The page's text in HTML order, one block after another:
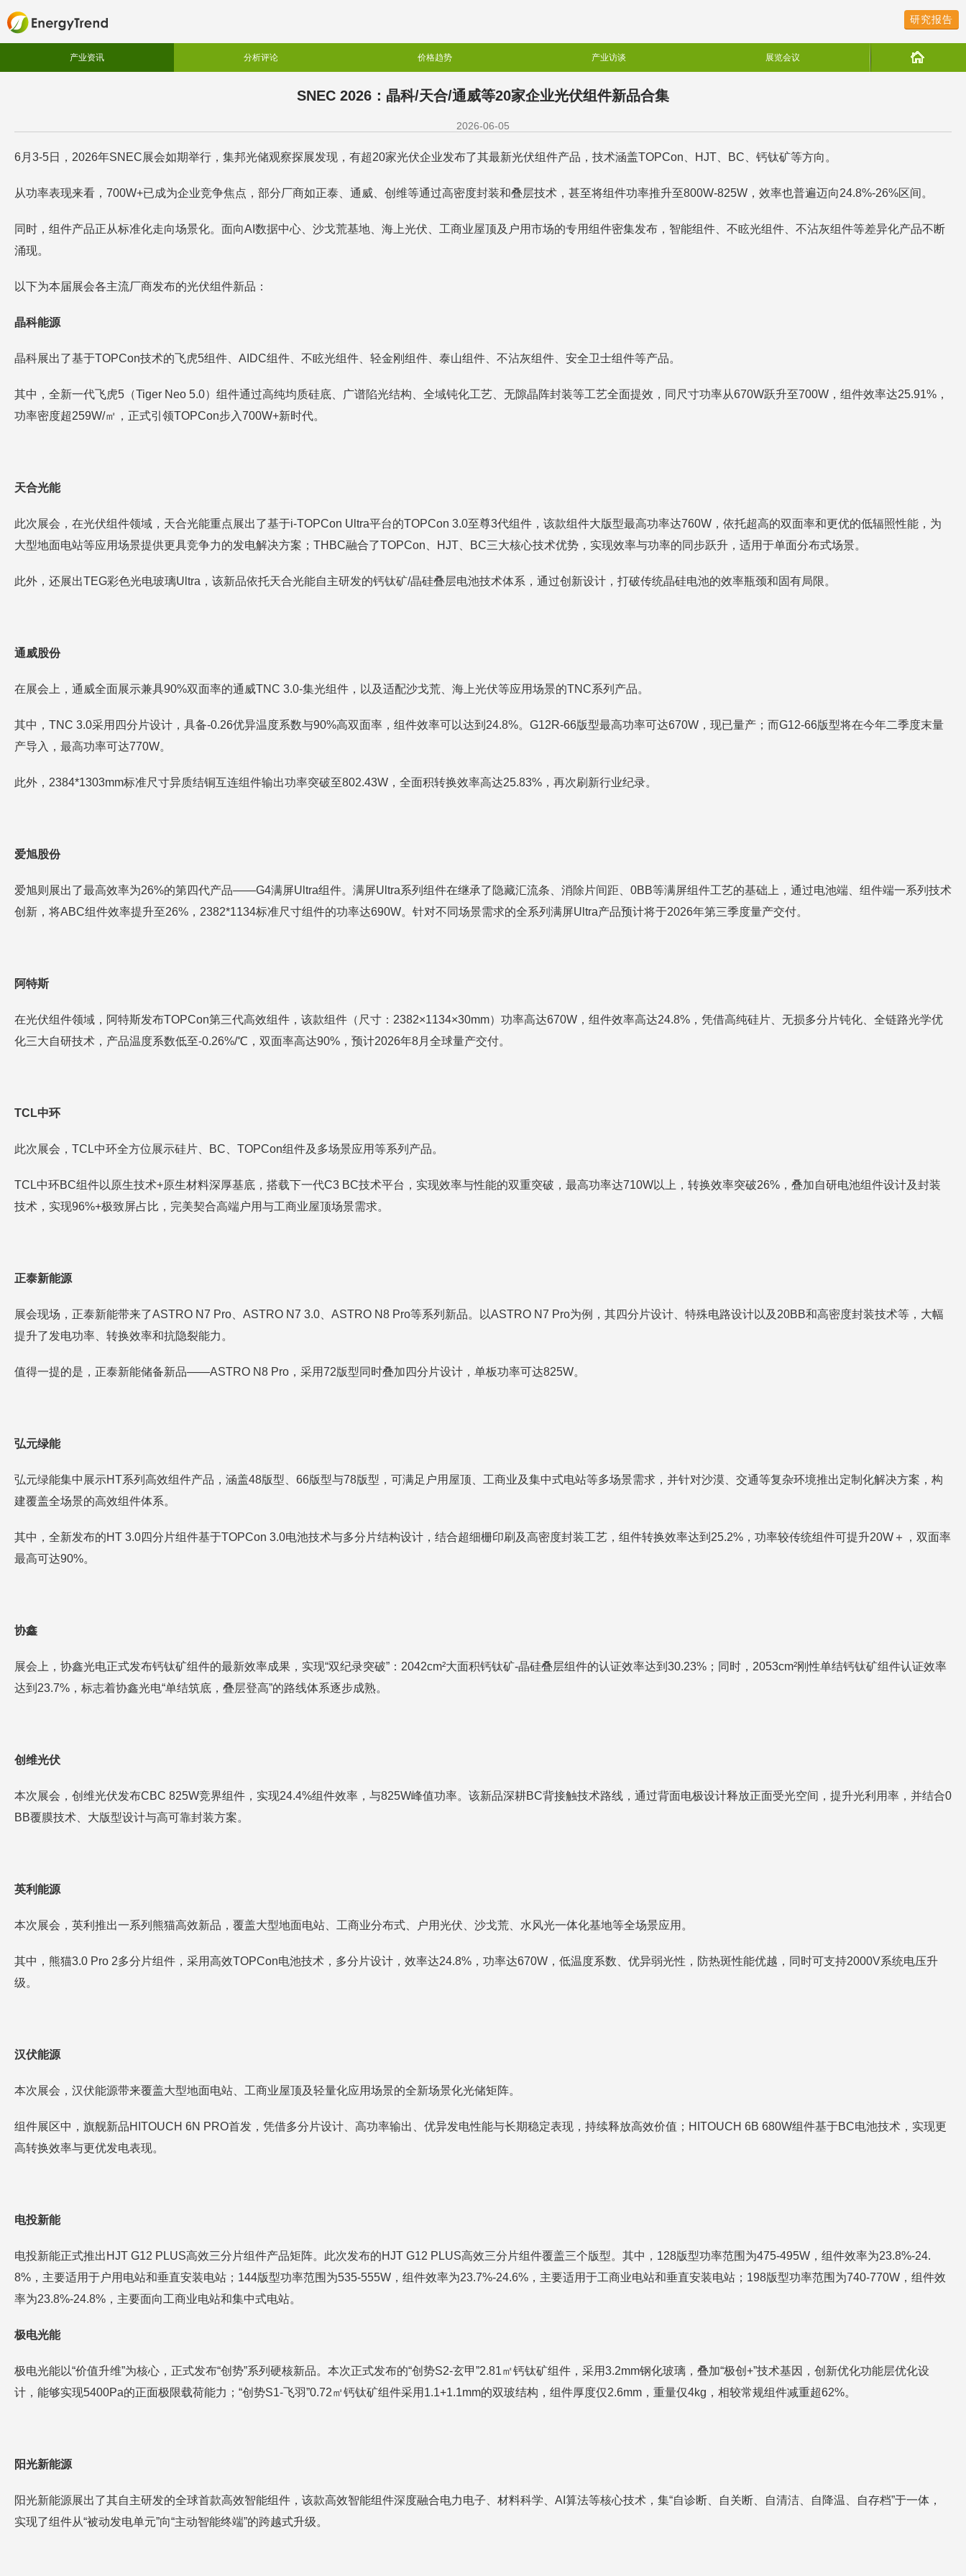
研究报告
产业资讯 分析评论 价格趋势 产业访谈 展览会议
SNEC 2026：晶科/天合/通威等20家企业光伏组件新品合集
2026-06-05
6月3-5日，2026年SNEC展会如期举行，集邦光储观察探展发现，有超20家光伏企业发布了其最新光伏组件产品，技术涵盖TOPCon、HJT、BC、钙钛矿等方向。
从功率表现来看，700W+已成为企业竞争焦点，部分厂商如正泰、通威、创维等通过高密度封装和叠层技术，甚至将组件功率推升至800W-825W，效率也普遍迈向24.8%-26%区间。
同时，组件产品正从标准化走向场景化。面向AI数据中心、沙戈荒基地、海上光伏、工商业屋顶及户用市场的专用组件密集发布，智能组件、不眩光组件、不沾灰组件等差异化产品不断
涌现。
以下为本届展会各主流厂商发布的光伏组件新品：
晶科能源
晶科展出了基于TOPCon技术的飞虎5组件、AIDC组件、不眩光组件、轻金刚组件、泰山组件、不沾灰组件、安全卫士组件等产品。
其中，全新一代飞虎5（Tiger Neo 5.0）组件通过高纯均质硅底、广谱陷光结构、全域钝化工艺、无隙晶阵封装等工艺全面提效，同尺寸功率从670W跃升至700W，组件效率达25.91%，
功率密度超259W/㎡，正式引领TOPCon步入700W+新时代。
天合光能
此次展会，在光伏组件领域，天合光能重点展出了基于i-TOPCon Ultra平台的TOPCon 3.0至尊3代组件，该款组件大版型最高功率达760W，依托超高的双面率和更优的低辐照性能，为
大型地面电站等应用场景提供更具竞争力的发电解决方案；THBC融合了TOPCon、HJT、BC三大核心技术优势，实现效率与功率的同步跃升，适用于单面分布式场景。
此外，还展出TEG彩色光电玻璃Ultra，该新品依托天合光能自主研发的钙钛矿/晶硅叠层电池技术体系，通过创新设计，打破传统晶硅电池的效率瓶颈和固有局限。
通威股份
在展会上，通威全面展示兼具90%双面率的通威TNC 3.0-集光组件，以及适配沙戈荒、海上光伏等应用场景的TNC系列产品。
其中，TNC 3.0采用四分片设计，具备-0.26优异温度系数与90%高双面率，组件效率可以达到24.8%。G12R-66版型最高功率可达670W，现已量产；而G12-66版型将在今年二季度末量
产导入，最高功率可达770W。
此外，2384*1303mm标准尺寸异质结铜互连组件输出功率突破至802.43W，全面积转换效率高达25.83%，再次刷新行业纪录。
爱旭股份
爱旭则展出了最高效率为26%的第四代产品——G4满屏Ultra组件。满屏Ultra系列组件在继承了隐藏汇流条、消除片间距、0BB等满屏组件工艺的基础上，通过电池端、组件端一系列技术
创新，将ABC组件效率提升至26%，2382*1134标准尺寸组件的功率达690W。针对不同场景需求的全系列满屏Ultra产品预计将于2026年第三季度量产交付。
阿特斯
在光伏组件领域，阿特斯发布TOPCon第三代高效组件，该款组件（尺寸：2382×1134×30mm）功率高达670W，组件效率高达24.8%，凭借高纯硅片、无损多分片钝化、全链路光学优
化三大自研技术，产品温度系数低至-0.26%/℃，双面率高达90%，预计2026年8月全球量产交付。
TCL中环
此次展会，TCL中环全方位展示硅片、BC、TOPCon组件及多场景应用等系列产品。
TCL中环BC组件以原生技术+原生材料深厚基底，搭载下一代C3 BC技术平台，实现效率与性能的双重突破，最高功率达710W以上，转换效率突破26%，叠加自研电池组件设计及封装
技术，实现96%+极致屏占比，完美契合高端户用与工商业屋顶场景需求。
正泰新能源
展会现场，正泰新能带来了ASTRO N7 Pro、ASTRO N7 3.0、ASTRO N8 Pro等系列新品。以ASTRO N7 Pro为例，其四分片设计、特殊电路设计以及20BB和高密度封装技术等，大幅
提升了发电功率、转换效率和抗隐裂能力。
值得一提的是，正泰新能储备新品——ASTRO N8 Pro，采用72版型同时叠加四分片设计，单板功率可达825W。
弘元绿能
弘元绿能集中展示HT系列高效组件产品，涵盖48版型、66版型与78版型，可满足户用屋顶、工商业及集中式电站等多场景需求，并针对沙漠、交通等复杂环境推出定制化解决方案，构
建覆盖全场景的高效组件体系。
其中，全新发布的HT 3.0四分片组件基于TOPCon 3.0电池技术与多分片结构设计，结合超细栅印刷及高密度封装工艺，组件转换效率达到25.2%，功率较传统组件可提升20W＋，双面率
最高可达90%。
协鑫
展会上，协鑫光电正式发布钙钛矿组件的最新效率成果，实现“双纪录突破”：2042cm²大面积钙钛矿-晶硅叠层组件的认证效率达到30.23%；同时，2053cm²刚性单结钙钛矿组件认证效率
达到23.7%，标志着协鑫光电“单结筑底，叠层登高”的路线体系逐步成熟。
创维光伏
本次展会，创维光伏发布CBC 825W竞界组件，实现24.4%组件效率，与825W峰值功率。该新品深耕BC背接触技术路线，通过背面电极设计释放正面受光空间，提升光利用率，并结合0
BB覆膜技术、大版型设计与高可靠封装方案。
英利能源
本次展会，英利推出一系列熊猫高效新品，覆盖大型地面电站、工商业分布式、户用光伏、沙戈荒、水风光一体化基地等全场景应用。
其中，熊猫3.0 Pro 2多分片组件，采用高效TOPCon电池技术，多分片设计，效率达24.8%，功率达670W，低温度系数、优异弱光性，防热斑性能优越，同时可支持2000V系统电压升
级。
汉伏能源
本次展会，汉伏能源带来覆盖大型地面电站、工商业屋顶及轻量化应用场景的全新场景化光储矩阵。
组件展区中，旗舰新品HITOUCH 6N PRO首发，凭借多分片设计、高功率输出、优异发电性能与长期稳定表现，持续释放高效价值；HITOUCH 6B 680W组件基于BC电池技术，实现更
高转换效率与更优发电表现。
电投新能
电投新能正式推出HJT G12 PLUS高效三分片组件产品矩阵。此次发布的HJT G12 PLUS高效三分片组件覆盖三个版型。其中，128版型功率范围为475-495W，组件效率为23.8%-24.
8%，主要适用于户用电站和垂直安装电站；144版型功率范围为535-555W，组件效率为23.7%-24.6%，主要适用于工商业电站和垂直安装电站；198版型功率范围为740-770W，组件效
率为23.8%-24.8%，主要面向工商业电站和集中式电站。
极电光能
极电光能以“价值升维”为核心，正式发布“创势”系列硬核新品。本次正式发布的“创势S2-玄甲”2.81㎡钙钛矿组件，采用3.2mm钢化玻璃，叠加“极创+”技术基因，创新优化功能层优化设
计，能够实现5400Pa的正面极限载荷能力；“创势S1-飞羽”0.72㎡钙钛矿组件采用1.1+1.1mm的双玻结构，组件厚度仅2.6mm，重量仅4kg，相较常规组件减重超62%。
阳光新能源
阳光新能源展出了其自主研发的全球首款高效智能组件，该款高效智能组件深度融合电力电子、材料科学、AI算法等核心技术，集“自诊断、自关断、自清洁、自降温、自存档”于一体，
实现了组件从“被动发电单元”向“主动智能终端”的跨越式升级。